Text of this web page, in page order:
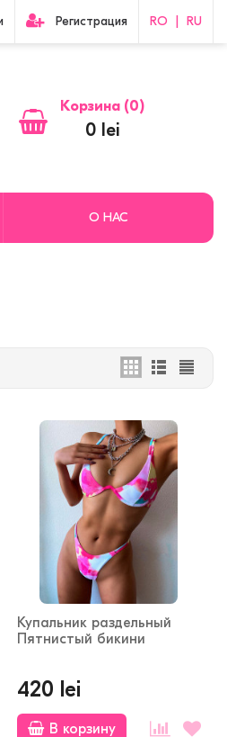
Регистрация RO RU
Корзина (0)
0 lei
О НАС
Купальник раздельный
Пятнистый бикини
420 lei
В корзину